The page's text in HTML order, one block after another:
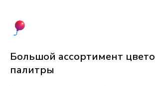
Большой ассортимент
палитры